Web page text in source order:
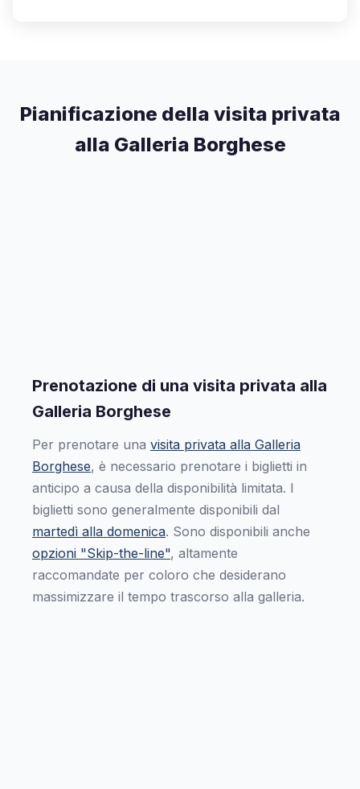
Pianificazione della visita privata
alla Galleria Borghese
Prenotazione di una visita privata alla
Galleria Borghese
Per prenotare una visita privata alla Galleria
Borghese, è necessario prenotare i biglietti in
anticipo a causa della disponibilità limitata. I
biglietti sono generalmente disponibili dal
martedì alla domenica. Sono disponibili anche
opzioni "Skip-the-line", altamente
raccomandate per coloro che desiderano
massimizzare il tempo trascorso alla galleria.